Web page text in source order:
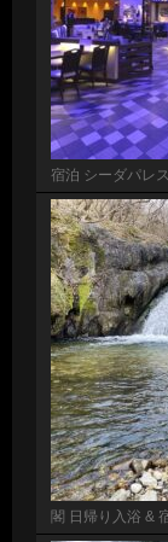
宿泊 シーダパレ
閣 日帰り入浴 &